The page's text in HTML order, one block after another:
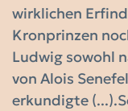
wirklichen
Kronprinzen
Ludwig sowohl
von Alois
erkundigte